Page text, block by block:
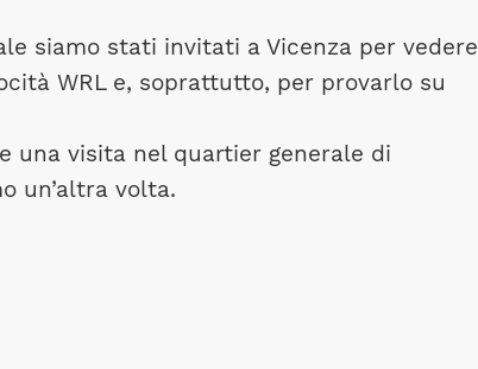
siamo stati invitati a Vicenza per vedere
WRL e, soprattutto, per provarlo su
una visita nel quartier generale di
un’altra volta.